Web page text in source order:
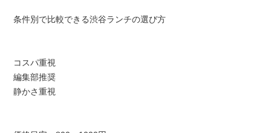
条件別で比較できる渋谷ランチの選び方
コスパ重視
編集部推奨
静かさ重視